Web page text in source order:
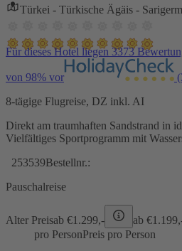
Türkei - Türkische Ägäis -
Für dieses Hotel liegen 3373
von 98% vor
8-tägige Flugreise, DZ inkl. AI
Direkt am traumhaften Sandstrand in
Vielfältiges Sportprogramm mit
253539Bestellnr.:
Pauschalreise
Alter Preisab €1.299,- ab €
pro PersonPreis pro Person